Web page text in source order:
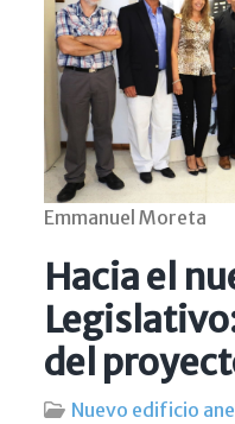
Emmanuel Moreta
Hacia el
del
Nuevo edificio